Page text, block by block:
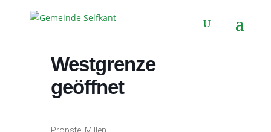
Westgrenze
geöffnet